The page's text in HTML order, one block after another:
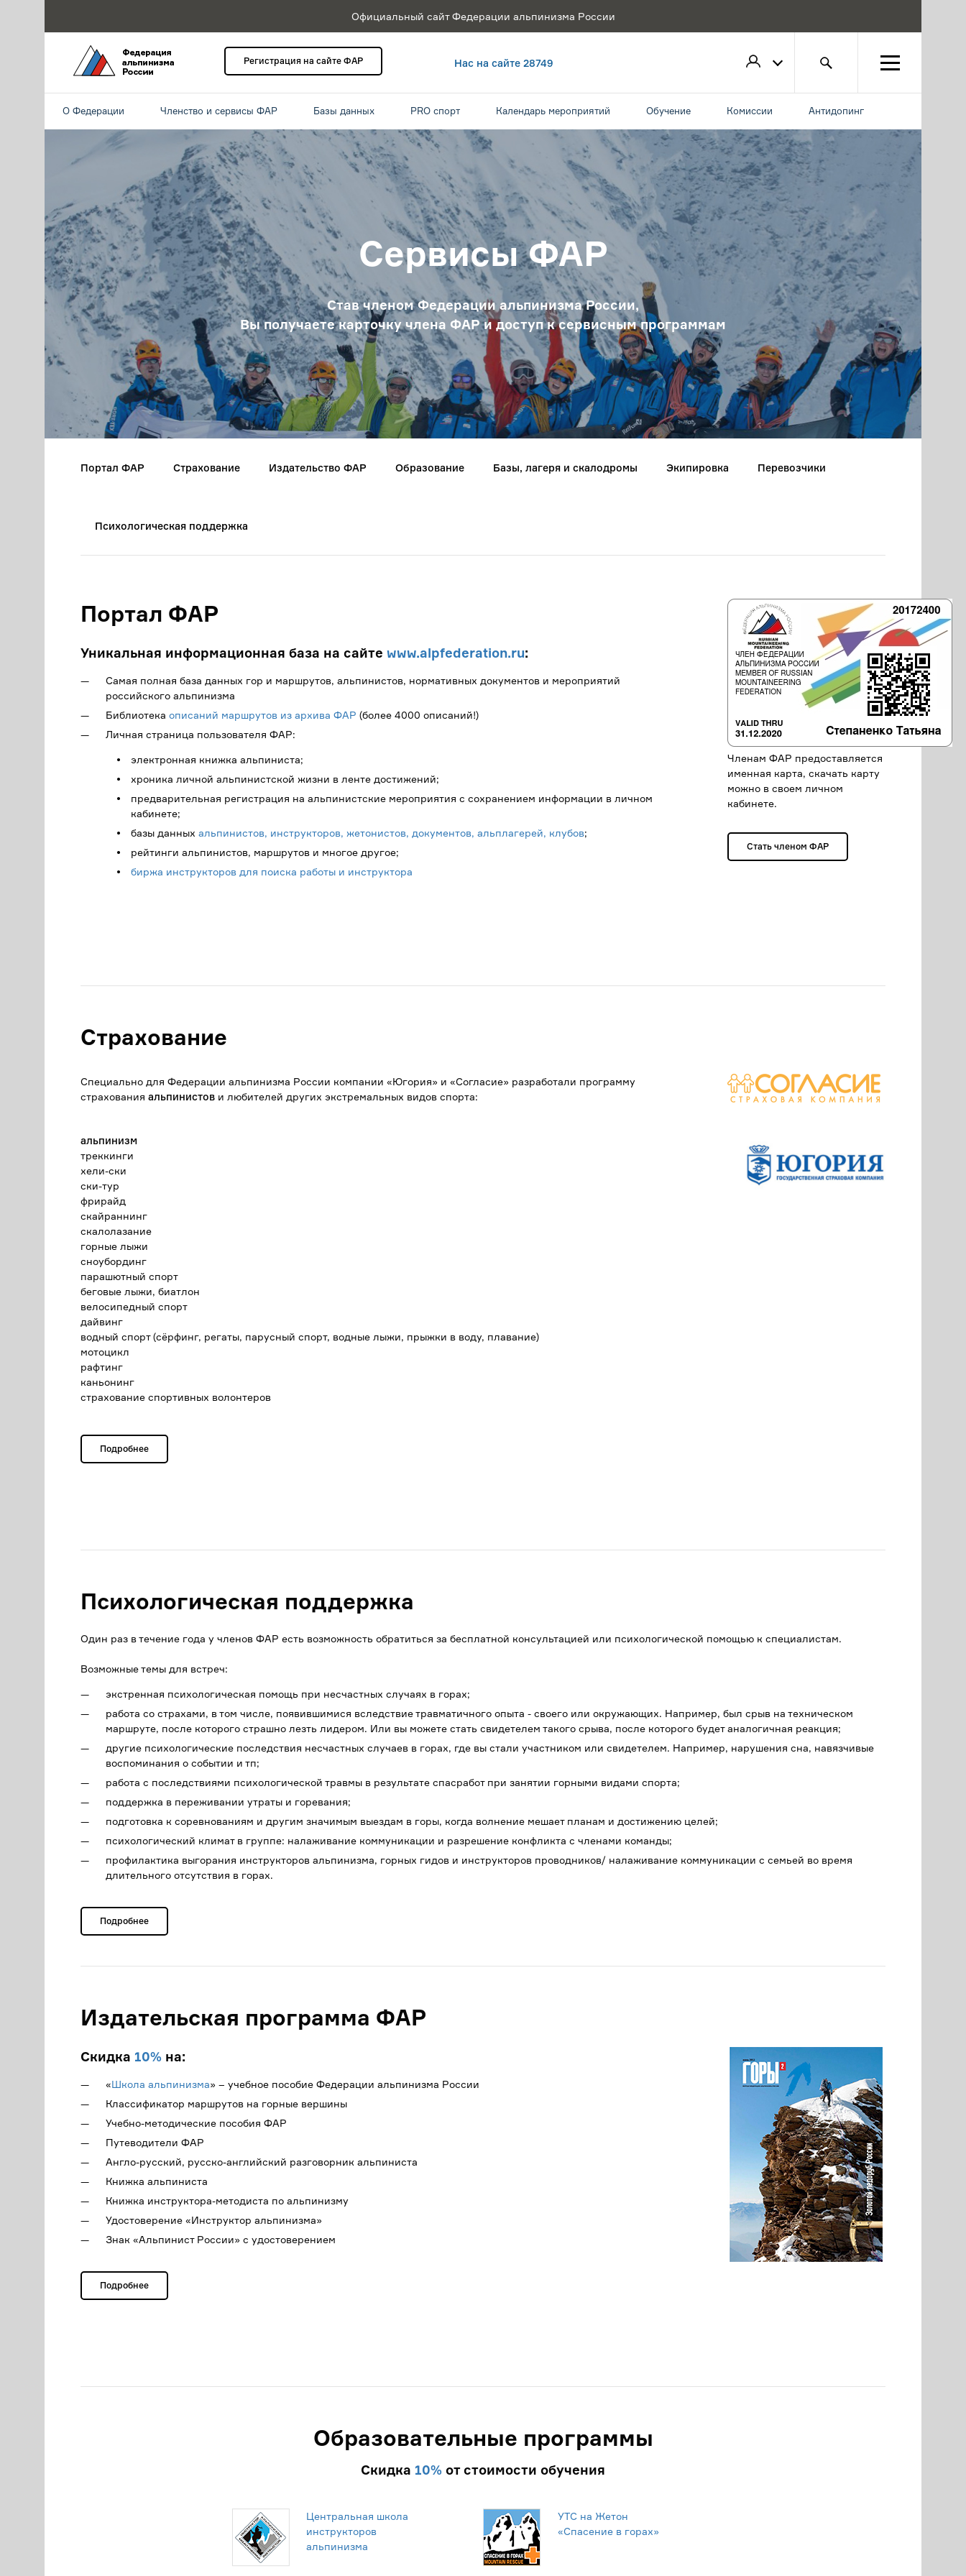
Официальный сайт Федерации альпинизма России
Регистрация на сайте ФАР Нас на сайте 28749
О Федерации Членство и сервисы ФАР Базы данных PRO спорт Календарь мероприятий Обучение Комиссии Антидопинг
Сервисы ФАР
Став членом Федерации альпинизма России,
Вы получаете карточку члена ФАР и доступ к сервисным программам
Портал ФАР Страхование Издательство ФАР Образование Базы, лагеря и скалодромы Экипировка Перевозчики
Психологическая поддержка
Портал ФАР
Уникальная информационная база на сайте www.alpfederation.ru:
Самая полная база данных гор и маршрутов, альпинистов, нормативных документов и мероприятий
российского альпинизма
Библиотека описаний маршрутов из архива ФАР (более 4000 описаний!)
Личная страница пользователя ФАР:
электронная книжка альпиниста;
хроника личной альпинистской жизни в ленте достижений;
предварительная регистрация на альпинистские мероприятия с сохранением информации в личном
кабинете;
базы данных альпинистов, инструкторов, жетонистов, документов, альплагерей, клубов;
рейтинги альпинистов, маршрутов и многое другое;
биржа инструкторов для поиска работы и инструктора
Членам ФАР предоставляется
именная карта, скачать карту
можно в своем личном
кабинете.
Стать членом ФАР
Страхование
Специально для Федерации альпинизма России компании «Югория» и «Согласие» разработали программу
страхования альпинистов и любителей других экстремальных видов спорта:
альпинизм
треккинги
хели-ски
ски-тур
фрирайд
скайраннинг
скалолазание
горные лыжи
сноубординг
парашютный спорт
беговые лыжи, биатлон
велосипедный спорт
дайвинг
водный спорт (сёрфинг, регаты, парусный спорт, водные лыжи, прыжки в воду, плавание)
мотоцикл
рафтинг
каньонинг
страхование спортивных волонтеров
Подробнее
Психологическая поддержка
Один раз в течение года у членов ФАР есть возможность обратиться за бесплатной консультацией или психологической помощью к специалистам.
Возможные темы для встреч:
экстренная психологическая помощь при несчастных случаях в горах;
работа со страхами, в том числе, появившимися вследствие травматичного опыта - своего или окружающих. Например, был срыв на техническом
маршруте, после которого страшно лезть лидером. Или вы можете стать свидетелем такого срыва, после которого будет аналогичная реакция;
другие психологические последствия несчастных случаев в горах, где вы стали участником или свидетелем. Например, нарушения сна, навязчивые
воспоминания о событии и тп;
работа с последствиями психологической травмы в результате спасработ при занятии горными видами спорта;
поддержка в переживании утраты и горевания;
подготовка к соревнованиям и другим значимым выездам в горы, когда волнение мешает планам и достижению целей;
психологический климат в группе: налаживание коммуникации и разрешение конфликта с членами команды;
профилактика выгорания инструкторов альпинизма, горных гидов и инструкторов проводников/ налаживание коммуникации с семьей во время
длительного отсутствия в горах.
Подробнее
Издательская программа ФАР
Скидка 10% на:
«Школа альпинизма» – учебное пособие Федерации альпинизма России
Классификатор маршрутов на горные вершины
Учебно-методические пособия ФАР
Путеводители ФАР
Англо-русский, русско-английский разговорник альпиниста
Книжка альпиниста
Книжка инструктора-методиста по альпинизму
Удостоверение «Инструктор альпинизма»
Знак «Альпинист России» с удостоверением
Подробнее
Образовательные программы
Скидка 10% от стоимости обучения
Центральная школа
инструкторов
альпинизма
УТС на Жетон
«Спасение в горах»